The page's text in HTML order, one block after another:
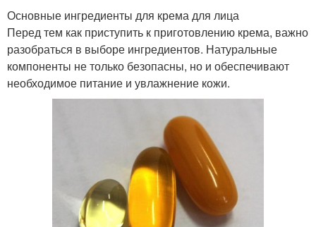
Основные ингредиенты для крема для лица
Перед тем как приступить к приготовлению крема, важно
разобраться в выборе ингредиентов. Натуральные
компоненты не только безопасны, но и обеспечивают
необходимое питание и увлажнение кожи.